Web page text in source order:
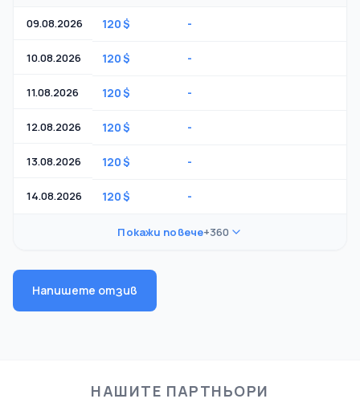
09.08.2026 120 $ -
10.08.2026 120 $ -
11.08.2026 120 $ -
12.08.2026 120 $ -
13.08.2026 120 $ -
14.08.2026 120 $ -
Покажи повече+360
Напишете отзив
НАШИТЕ ПАРТНЬОРИ